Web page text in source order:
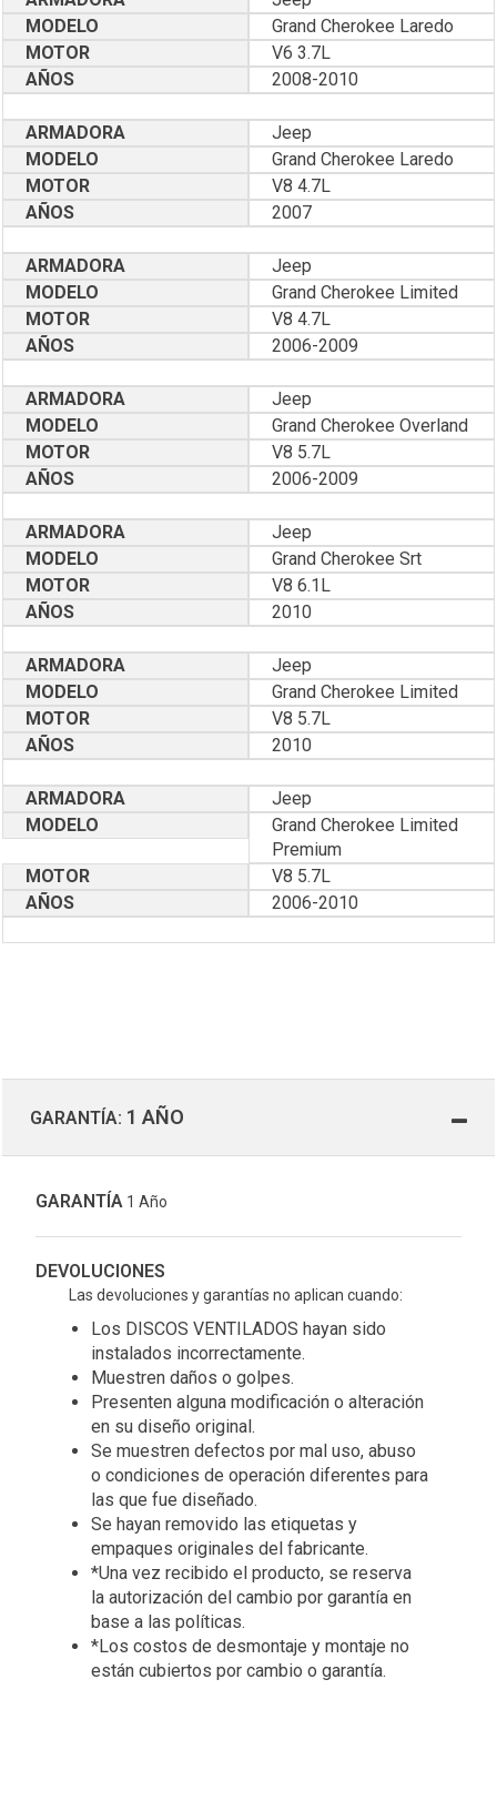
MODELO
Grand Cherokee Laredo
MOTOR
V6 3.7L
AÑOS
2008-2010
ARMADORA
Jeep
MODELO
Grand Cherokee Laredo
MOTOR
V8 4.7L
AÑOS
2007
ARMADORA
Jeep
MODELO
Grand Cherokee Limited
MOTOR
V8 4.7L
AÑOS
2006-2009
ARMADORA
Jeep
MODELO
Grand Cherokee Overland
MOTOR
V8 5.7L
AÑOS
2006-2009
ARMADORA
Jeep
MODELO
Grand Cherokee Srt
MOTOR
V8 6.1L
AÑOS
2010
ARMADORA
Jeep
MODELO
Grand Cherokee Limited
MOTOR
V8 5.7L
AÑOS
2010
ARMADORA
Jeep
MODELO
Grand Cherokee Limited
Premium
MOTOR
V8 5.7L
AÑOS
2006-2010
GARANTÍA: 1 AÑO
GARANTÍA 1 Año
DEVOLUCIONES
Las devoluciones y garantías no aplican cuando:
Los DISCOS VENTILADOS hayan sido
instalados incorrectamente.
Muestren daños o golpes.
Presenten alguna modificación o alteración
en su diseño original.
Se muestren defectos por mal uso, abuso
o condiciones de operación diferentes para
las que fue diseñado.
Se hayan removido las etiquetas y
empaques originales del fabricante.
*Una vez recibido el producto, se reserva
la autorización del cambio por garantía en
base a las políticas.
*Los costos de desmontaje y montaje no
están cubiertos por cambio o garantía.